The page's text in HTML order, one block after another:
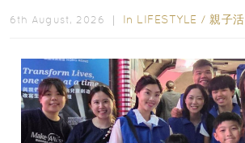
6th August, 2026 ｜ In LIFESTYLE / 親子